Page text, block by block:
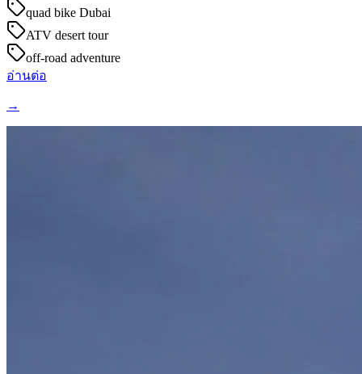
quad bike Dubai
ATV desert tour
off-road adventure
อ่านต่อ
→